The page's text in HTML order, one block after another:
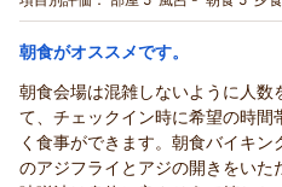
フロント ギトマー
ココチホテル沼津からの返信
てっちゃん 様
この度はご宿泊いただき、また
誠にありがとうございます。
立地やお部屋の広さ、設備につ
朝食がオススメです。
朝食会場は混雑しないように人数
て、チェックイン時に希望の時間
く食事ができます。朝食バイキ
のアジフライとアジの開きをい